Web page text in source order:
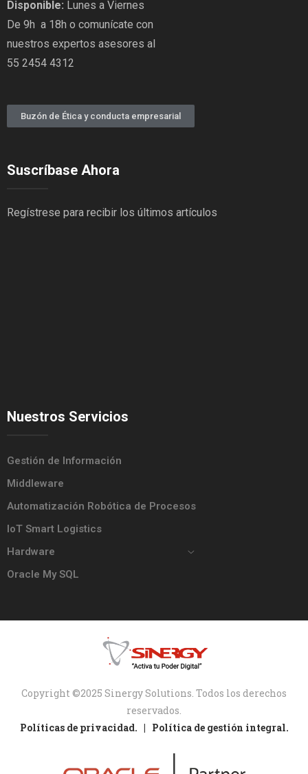
Disponible: Lunes a Viernes
De 9h a 18h o comunícate con
nuestros expertos asesores al
55 2454 4312
Buzón de Ética y conducta empresarial
Suscríbase Ahora
Regístrese para recibir los últimos artículos
Nuestros Servicios
Gestión de Información
Middleware
Automatización Robótica de Procesos
IoT Smart Logistics
Hardware
Oracle My SQL
Copyright ©2025 Sinergy Solutions. Todos los derechos
reservados.
Políticas de privacidad. | Política de gestión integral.